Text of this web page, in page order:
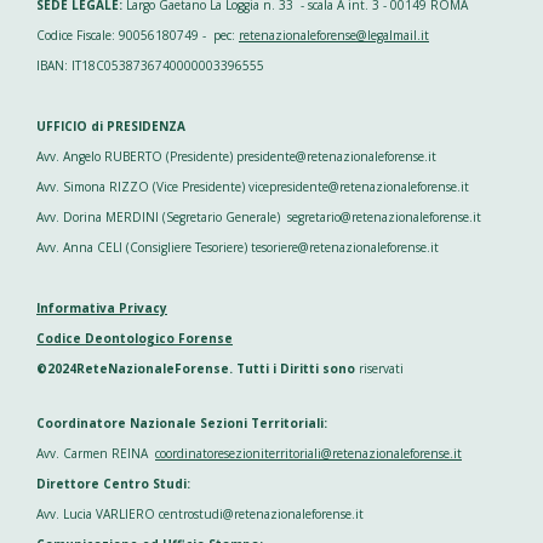
SEDE LEGALE: Largo Gaetano La Loggia n. 33 - scala A int. 3 - 00149 ROMA
Codice Fiscale: 90056180749 - pec: retenazionaleforense@legalmail.it
IBAN: IT18C0538736740000003396555
UFFICIO di PRESIDENZA
Avv. Angelo RUBERTO (Presidente) presidente@retenazionaleforense.it
Avv. Simona RIZZO (Vice Presidente) vicepresidente@retenazionaleforense.it
Avv. Dorina MERDINI (Segretario Generale) segretario@retenazionaleforense.it
Avv. Anna CELI (Consigliere Tesoriere) tesoriere@retenazionaleforense.it
Informativa Privacy
Codice Deontologico Forense
©2024ReteNazionaleForense. Tutti i Diritti sono riservati
Coordinatore Nazionale Sezioni Territoriali:
Avv. Carmen REINA coordinatoresezioniterritoriali@retenazionaleforense.it
Direttore Centro Studi:
Avv. Lucia VARLIERO centrostudi@retenazionaleforense.it